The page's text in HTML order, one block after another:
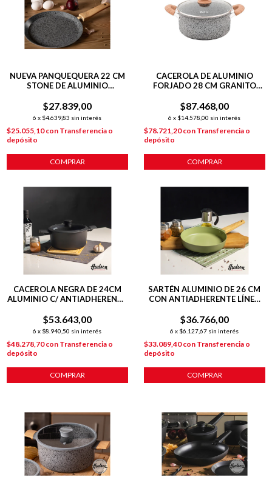
NUEVA PANQUEQUERA 22 CM
STONE DE ALUMINIO
P/ INDUCCIÓN
$27.839,00
6 x $4.639,83 sin interés
$25.055,10con Transferencia o
depósito
COMPRAR
CACEROLA DE ALUMINIO
FORJADO 28 CM GRANITO
$87.468,00
6 x $14.578,00 sin interés
$78.721,20con Transferencia o
depósito
COMPRAR
CACEROLA NEGRA DE 24CM
ALUMINIO C/ ANTIADHERENTE
$53.643,00
6 x $8.940,50 sin interés
$48.278,70con Transferencia o
depósito
COMPRAR
SARTÉN ALUMINIO DE 26 CM
CON ANTIADHERENTE LÍNEA
$36.766,00
6 x $6.127,67 sin interés
$33.089,40con Transferencia o
depósito
COMPRAR